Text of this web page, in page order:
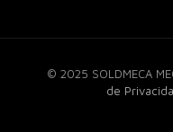
© 2025 SOLDMECA
de